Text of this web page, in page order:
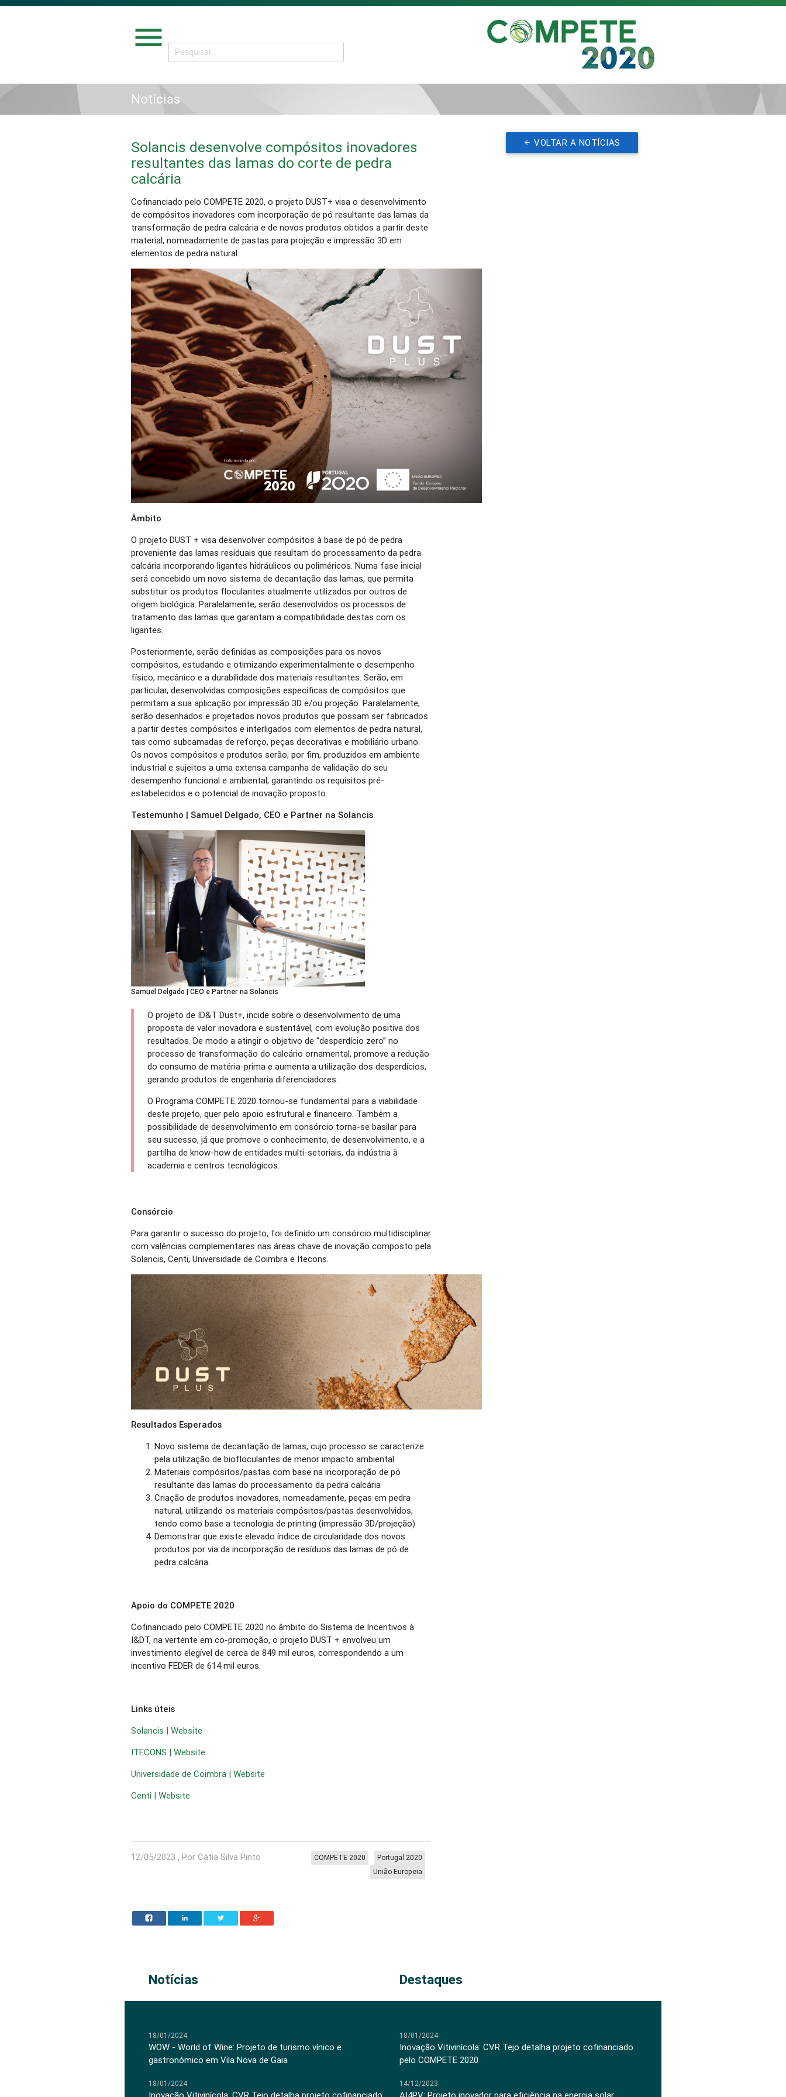
menu
Notícias
Solancis desenvolve compósitos inovadores
resultantes das lamas do corte de pedra
calcária
Cofinanciado pelo COMPETE 2020, o projeto DUST+ visa o desenvolvimento
de compósitos inovadores com incorporação de pó resultante das lamas da
transformação de pedra calcária e de novos produtos obtidos a partir deste
material, nomeadamente de pastas para projeção e impressão 3D em
elementos de pedra natural.
Âmbito
O projeto DUST + visa desenvolver compósitos à base de pó de pedra
proveniente das lamas residuais que resultam do processamento da pedra
calcária incorporando ligantes hidráulicos ou poliméricos. Numa fase inicial
será concebido um novo sistema de decantação das lamas, que permita
substituir os produtos floculantes atualmente utilizados por outros de
origem biológica. Paralelamente, serão desenvolvidos os processos de
tratamento das lamas que garantam a compatibilidade destas com os
ligantes.
Posteriormente, serão definidas as composições para os novos
compósitos, estudando e otimizando experimentalmente o desempenho
físico, mecânico e a durabilidade dos materiais resultantes. Serão, em
particular, desenvolvidas composições específicas de compósitos que
permitam a sua aplicação por impressão 3D e/ou projeção. Paralelamente,
serão desenhados e projetados novos produtos que possam ser fabricados
a partir destes compósitos e interligados com elementos de pedra natural,
tais como subcamadas de reforço, peças decorativas e mobiliário urbano.
Os novos compósitos e produtos serão, por fim, produzidos em ambiente
industrial e sujeitos a uma extensa campanha de validação do seu
desempenho funcional e ambiental, garantindo os requisitos pré-
estabelecidos e o potencial de inovação proposto.
Testemunho | Samuel Delgado, CEO e Partner na Solancis
Samuel Delgado | CEO e Partner na Solancis
O projeto de ID&T Dust+, incide sobre o desenvolvimento de uma
proposta de valor inovadora e sustentável, com evolução positiva dos
resultados. De modo a atingir o objetivo de “desperdício zero” no
processo de transformação do calcário ornamental, promove a redução
do consumo de matéria-prima e aumenta a utilização dos desperdícios,
gerando produtos de engenharia diferenciadores.
O Programa COMPETE 2020 tornou-se fundamental para a viabilidade
deste projeto, quer pelo apoio estrutural e financeiro. Também a
possibilidade de desenvolvimento em consórcio torna-se basilar para
seu sucesso, já que promove o conhecimento, de desenvolvimento, e a
partilha de know-how de entidades multi-setoriais, da indústria à
academia e centros tecnológicos.
Consórcio
Para garantir o sucesso do projeto, foi definido um consórcio multidisciplinar
com valências complementares nas áreas chave de inovação composto pela
Solancis, Centi, Universidade de Coimbra e Itecons.
Resultados Esperados
Novo sistema de decantação de lamas, cujo processo se caracterize
pela utilização de biofloculantes de menor impacto ambiental
Materiais compósitos/pastas com base na incorporação de pó
resultante das lamas do processamento da pedra calcária
Criação de produtos inovadores, nomeadamente, peças em pedra
natural, utilizando os materiais compósitos/pastas desenvolvidos,
tendo como base a tecnologia de printing (impressão 3D/projeção)
Demonstrar que existe elevado índice de circularidade dos novos
produtos por via da incorporação de resíduos das lamas de pó de
pedra calcária.
Apoio do COMPETE 2020
Cofinanciado pelo COMPETE 2020 no âmbito do Sistema de Incentivos à
I&DT, na vertente em co-promoção, o projeto DUST + envolveu um
investimento elegível de cerca de 849 mil euros, correspondendo a um
incentivo FEDER de 614 mil euros.
Links úteis
Solancis | Website
ITECONS | Website
Universidade de Coimbra | Website
Centi | Website
12/05/2023 , Por Cátia Silva Pinto Portugal 2020
COMPETE 2020
União Europeia
VOLTAR A NOTÍCIAS
Notícias Destaques
18/01/2024
WOW - World of Wine: Projeto de turismo vínico e
gastronómico em Vila Nova de Gaia
18/01/2024
18/01/2024
Inovação Vitivinícola: CVR Tejo detalha projeto cofinanciado
pelo COMPETE 2020
14/12/2023